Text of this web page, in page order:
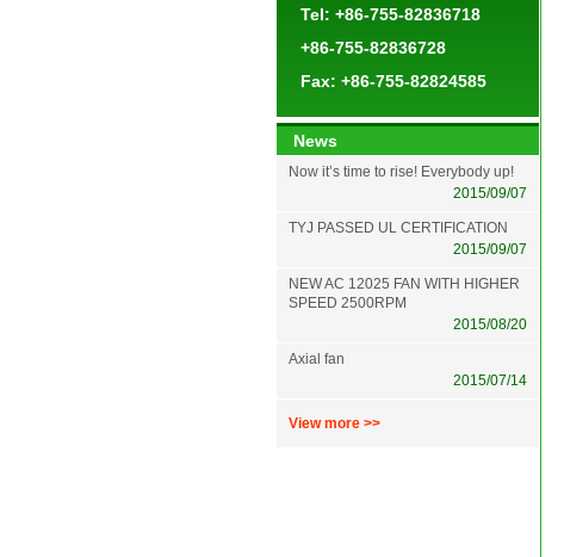
Tel: +86-755-82836718
+86-755-82836728
Fax: +86-755-82824585
News
Now it’s time to rise! Everybody up!
2015/09/07
TYJ PASSED UL CERTIFICATION
2015/09/07
NEW AC 12025 FAN WITH HIGHER
SPEED 2500RPM
2015/08/20
Axial fan
2015/07/14
View more >>